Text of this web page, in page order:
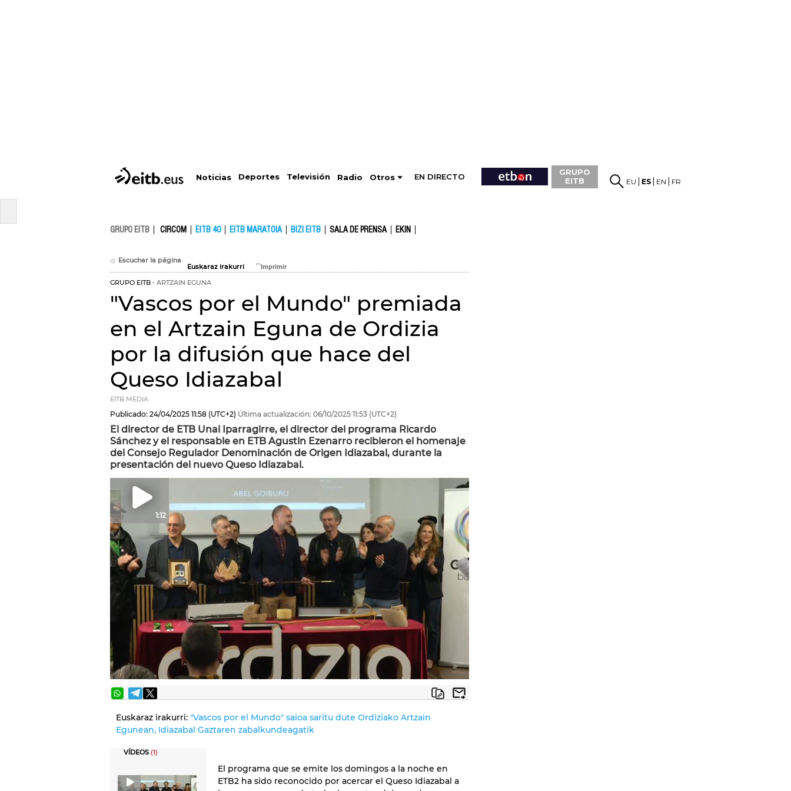
Noticias Deportes Televisión Radio Otros EN DIRECTO
GRUPO
EITB
EU ES EN FR
GRUPO EITB CIRCOM EITB 40 EITB MARATOIA BIZI EITB SALA DE PRENSA EKIN
Escuchar la página
Euskaraz irakurri
GRUPO EITB ARTZAIN EGUNA
"Vascos por el Mundo" premiada
en el Artzain Eguna de Ordizia
por la difusión que hace del
Queso Idiazabal
EITB MEDIA
Publicado: 24/04/2025 11:58 (UTC+2) Última actualización: 06/10/2025 11:53 (UTC+2)
El director de ETB Unai Iparragirre, el director del programa Ricardo
Sánchez y el responsable en ETB Agustin Ezenarro recibieron el homenaje
del Consejo Regulador Denominación de Origen Idiazabal, durante la
presentación del nuevo Queso Idiazabal.
1:12
Euskaraz irakurri: "Vascos por el Mundo" saioa saritu dute Ordiziako Artzain
Egunean, Idiazabal Gaztaren zabalkundeagatik
VÍDEOS (1)
El programa que se emite los domingos a la noche en
ETB2 ha sido reconocido por acercar el Queso Idiazabal a